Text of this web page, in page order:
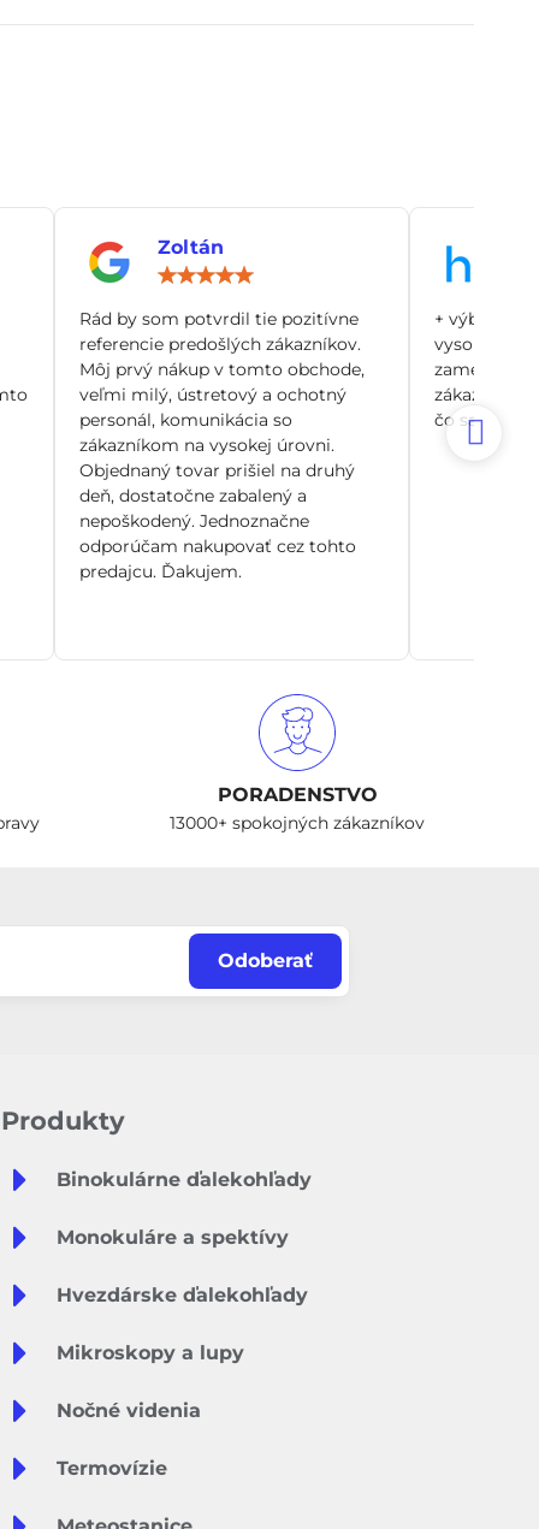
Zoltán
/
5
Rád by som potvrdil tie pozitívne
referencie predošlých zákazníkov.
Môj prvý nákup v tomto obchode,
veľmi milý, ústretový a ochotný
personál, komunikácia so
zákazníkom na vysokej úrovni.
Objednaný tovar prišiel na druhý
deň, dostatočne zabalený a
nepoškodený. Jednoznačne
odporúčam nakupovať cez tohto
predajcu. Ďakujem.
+ výborný
vysoko
zamerané
zákazníka,
čo sa dá.
PORADENSTVO
13000+ spokojných zákazníkov
Odoberať
Produkty
Binokulárne ďalekohľady
Monokuláre a spektívy
Hvezdárske ďalekohľady
Mikroskopy a lupy
Nočné videnia
Termovízie